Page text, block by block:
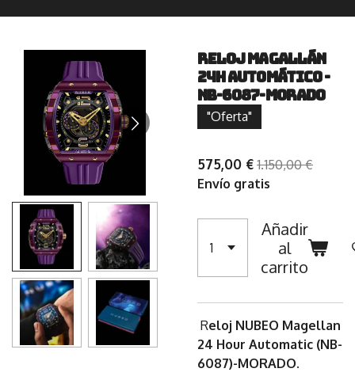
RELOJ MAGALLÁN
24H AUTOMÁTICO -
NB-6087-MORADO
"Oferta"
575,00 €1.150,00 €
Envío gratis
Añadir
al
carrito
Reloj NUBEO Magellan
24 Hour Automatic (NB-
6087)-MORADO.